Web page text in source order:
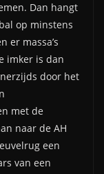
Dan hangt
op minstens
er massa’s
imker is dan
door het
met de
naar de AH
een
van een